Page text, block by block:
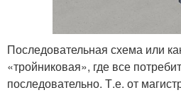
Последовательная схема или
«тройниковая», где все
последовательно. Т.е. от